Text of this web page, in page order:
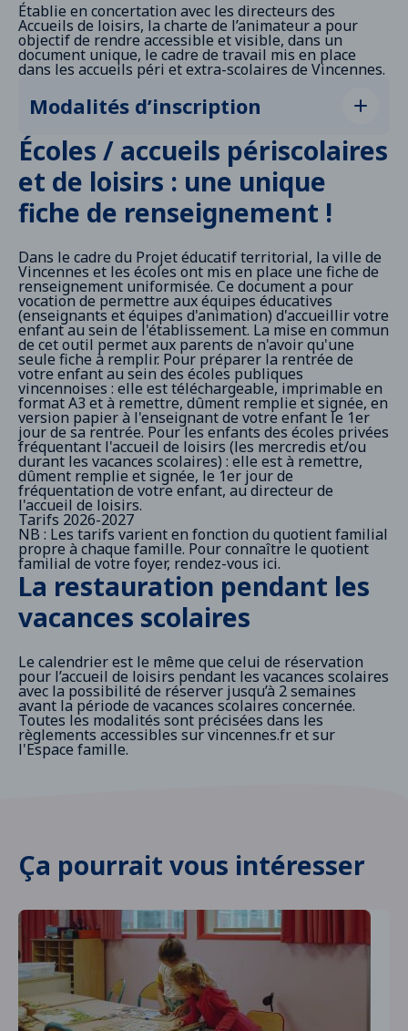
Établie en concertation avec les directeurs des
Accueils de loisirs, la charte de l’animateur a pour
objectif de rendre accessible et visible, dans un
document unique, le cadre de travail mis en place
dans les accueils péri et extra-scolaires de Vincennes.
Modalités d’inscription
Pour les enfants scolarisés en école publique et
déjà inscrits en accueil de loisirs, la ré-
inscription est automatique. Si votre enfant ne
doit fréquenter aucun accueil périscolaire, il est
préférable de le signaler pour procéder à sa
désinscription
à l'accueil de l'Hôtel de ville
Pour une première inscriptiondes enfants
vincennois fréquentant des écoles privées
vincennoises et privées hors Vincennes, et pour
les enfants non vincennois scolarisés en école
privée à Vincennes, elle s'effectue à l'accueil de
l'Hôtel de ville, muni de :
votre livret de famille,
de votre pièce d’identité,
d'un justificatif de domicile récent,
d’un certificat de scolarité
du carnet de santé
Chaque famille doit remplir une fiche sanitaire
et la retourner avant le premier jour d’accueil
au sein de l’accueil périscolaire ou de loisirs ou
de l’atelier après l’école. Celle-ci doit
absolument contenir des informations
actualisées.
Les enfants souffrant de problèmes de santé,
de troubles du comportement ou étant en
situation de handicap peuvent être accueillis
au 01 43 98 65 56.
Écoles / accueils périscolaires
et de loisirs : une unique
fiche de renseignement !
Dans le cadre du Projet éducatif territorial, la ville de
Vincennes et les écoles ont mis en place une fiche de
renseignement uniformisée. Ce document a pour
vocation de permettre aux équipes éducatives
(enseignants et équipes d'animation) d'accueillir votre
enfant au sein de l'établissement. La mise en commun
de cet outil permet aux parents de n'avoir qu'une
seule fiche à remplir. Pour préparer la rentrée de
votre enfant au sein des écoles publiques
vincennoises : elle est téléchargeable, imprimable en
format A3 et à remettre, dûment remplie et signée, en
version papier à l'enseignant de votre enfant le 1er
jour de sa rentrée. Pour les enfants des écoles privées
fréquentant l'accueil de loisirs (les mercredis et/ou
durant les vacances scolaires) : elle est à remettre,
dûment remplie et signée, le 1er jour de
fréquentation de votre enfant, au directeur de
l'accueil de loisirs.
Tarifs 2026-2027
NB : Les tarifs varient en fonction du quotient familial
propre à chaque famille. Pour connaître le quotient
familial de votre foyer, rendez-vous ici.
La restauration pendant les
vacances scolaires
Le calendrier est le même que celui de réservation
pour l’accueil de loisirs pendant les vacances scolaires
avec la possibilité de réserver jusqu’à 2 semaines
avant la période de vacances scolaires concernée.
Toutes les modalités sont précisées dans les
règlements accessibles sur vincennes.fr et sur
l'Espace famille.
Ça pourrait vous intéresser